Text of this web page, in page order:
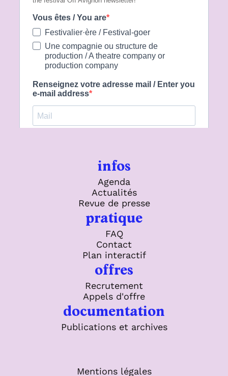
infos
Agenda
Actualités
Revue de presse
pratique
FAQ
Contact
Plan interactif
offres
Recrutement
Appels d'offre
documentation
Publications et archives
Mentions légales